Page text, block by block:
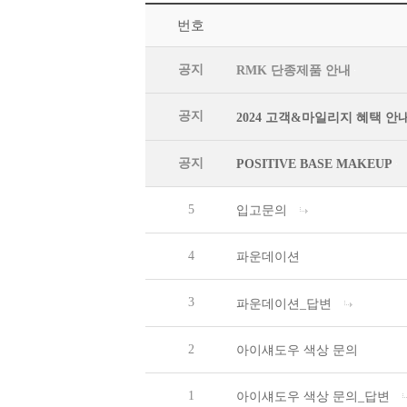
번호
공지 RMK 단종제품 안내
공지 2024 고객&마일리지 혜택 안
공지 POSITIVE BASE MAKEUP
5 입고문의
4 파운데이션
3 파운데이션_답변
2 아이섀도우 색상 문의
1 아이섀도우 색상 문의_답변